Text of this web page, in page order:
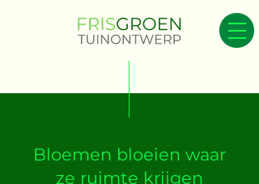
Bloemen bloeien waar
ze ruimte krijgen